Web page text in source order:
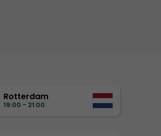
Rotterdam
19:00 - 21:00